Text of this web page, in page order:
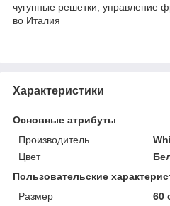
чугунные решетки, управление
во Италия
Характеристики
Основные атрибуты
Производитель
Цвет
Пользовательские
Размер
60